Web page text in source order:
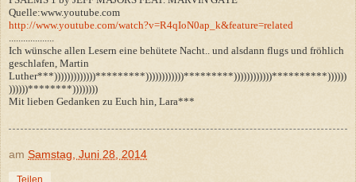
Quelle:www.youtube.com
http://www.youtube.com/watch?v=R4qIoN0ap_k&feature=related
Ich wünsche allen Lesern eine behütete Nacht.. und alsdann flugs und fröhlich
geschlafen, Martin
Luther***)))))))))))))*********))))))))))))*********))))))))))))**********))))))
))))))********))))))))
Mit lieben Gedanken zu Euch hin, Lara***
am Samstag, Juni 28, 2014
Teilen